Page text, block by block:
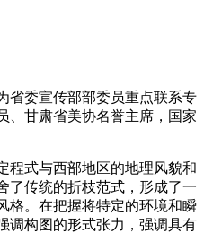
省委宣传部部委员重点联系专
、甘肃省美协名誉主席，国家
程式与西部地区的地理风貌和
了传统的折枝范式，形成了一
格。在把握将特定的环境和瞬
调构图的形式张力，强调具有